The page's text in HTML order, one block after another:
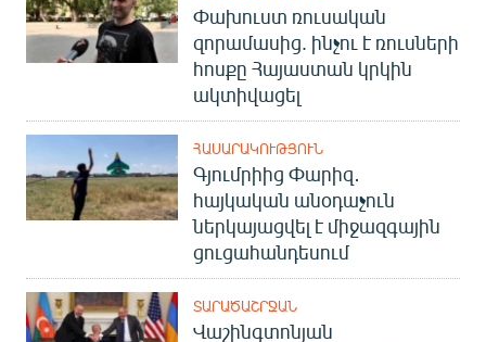
«Ազատության» բոլոր կայքերը
Փախուստ ռուսական
զորամասից. ինչու է ռուսների
հոսքը Հայաստան կրկին
ակտիվացել
ՀԱՍԱՐԱԿՈՒԹՅՈՒՆ
Գյումրիից Փարիզ․
հայկական անօդաչուն
ներկայացվել է միջազգային
ցուցահանդեսում
ՏԱՐԱԾԱՇՐՋԱՆ
Վաշինգտոնյան